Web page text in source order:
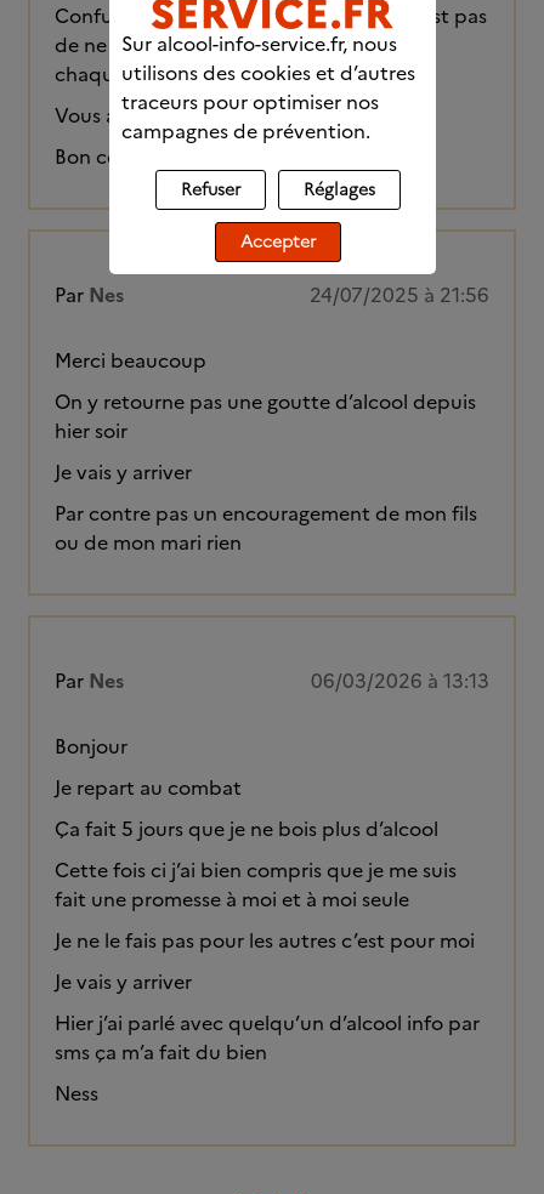
Confucius a dit "La plus grande gloire n'est pas
de ne jamais tomber, mais de se relever à
chaque chute."
Vous allez y arriver.
Bon courage !
Par Nes 24/07/2025 à 21:56
Merci beaucoup
On y retourne pas une goutte d’alcool depuis
hier soir
Je vais y arriver
Par contre pas un encouragement de mon fils
ou de mon mari rien
Par Nes 06/03/2026 à 13:13
Bonjour
Je repart au combat
Ça fait 5 jours que je ne bois plus d’alcool
Cette fois ci j’ai bien compris que je me suis
fait une promesse à moi et à moi seule
Je ne le fais pas pour les autres c’est pour moi
Je vais y arriver
Hier j’ai parlé avec quelqu’un d’alcool info par
sms ça m’a fait du bien
Ness
Sur alcool-info-service.fr, nous
utilisons des cookies et d’autres
traceurs pour optimiser nos
campagnes de prévention.
Refuser Réglages
Accepter